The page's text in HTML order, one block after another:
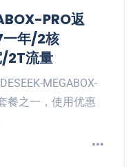
PRO返
年/2核
2T流量
MEGABOX-
餐之一，使用优惠